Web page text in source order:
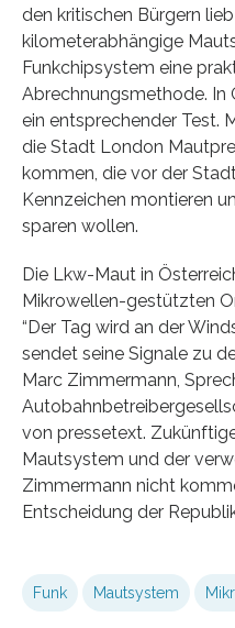
den kritischen Bürgern
kilometerabhängige
Funkchipsystem eine
Abrechnungsmethode. In
ein entsprechender Test.
die Stadt London
kommen, die vor der
Kennzeichen montieren
sparen wollen.
Die Lkw-Maut in
Mikrowellen-gestützten
“Der Tag wird an der
sendet seine Signale zu
Marc Zimmermann,
von pressetext.
Mautsystem und der
Zimmermann nicht
Entscheidung der
Funk Mautsystem